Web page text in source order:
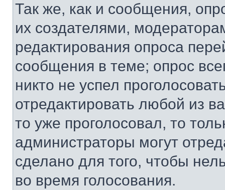
Так же, как и сообщения,
их создателями,
редактирования опроса
сообщения в теме; опрос
никто не успел
отредактировать любой из
то уже проголосовал, то
администраторы могут
сделано для того, чтобы
во время голосования.